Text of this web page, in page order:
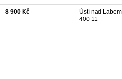
8 900 Kč
Ústí nad Labem
400 11